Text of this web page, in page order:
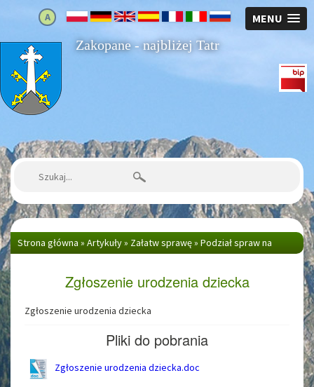
MENU
A
Strona główna Zakopane - najbliżej Tatr
Szukaj:
Strona główna » Artykuły» Załatw sprawę» Podział spraw na
Zgłoszenie urodzenia dziecka
Zgłoszenie urodzenia dziecka
Pliki do pobrania
Zgłoszenie urodzenia dziecka.doc